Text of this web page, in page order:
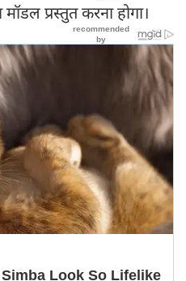
प्रस्तुत करना होगा।